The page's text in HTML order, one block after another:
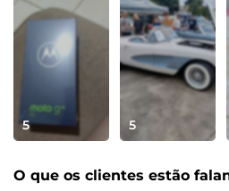
Tela de 6,6" FHD+ (1080 x
Bateria
Tamanho da bateria
5000 mAh
TurboPower™ 33 W
5 5
O que os clientes estão